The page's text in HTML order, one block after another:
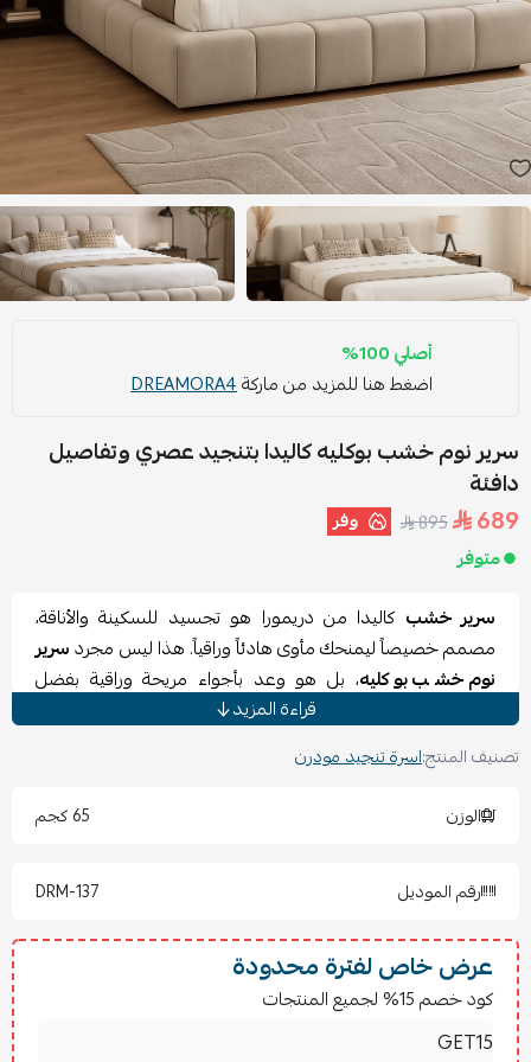
أصلي 100%
اضغط هنا للمزيد من ماركةDREAMORA4
سرير نوم خشب بوكليه كاليدا بتنجيد عصري وتفاصيل
دافئة
689
895 وفر
متوفر
سرير خشب كاليدا من دريمورا هو تجسيد للسكينة والأناقة،
مصمم خصيصاً ليمنحك مأوى هادئاً وراقياً. هذا ليس مجردسرير
نوم خشب بوكليه، بل هو وعد بأجواء مريحة وراقية بفضل
تفاصيله البسيطة والدافئة. اخترنا له أرقى خامات الخشب والتنجيد
المملكة العربية السعودية.
مواصفات سرير بوكليه كاليدا
اسم المنتج: سرير كاليدا
نوع الخشب: مزيج سويدي وتايلندي
الأقمشة المتاحة: بوكليه، خيش، مخمل، شانيل
مميزات سرير بوكليه كاليدا
سرير بوكليه
مساحتك الشخصية الخاصة.
قراءة المزيد
تصنيف المنتج:اسرة تنجيد مودرن
الوزن
65 كجم
رقم الموديل DRM-137
عرض خاص لفترة محدودة
كود خصم 15% لجميع المنتجات